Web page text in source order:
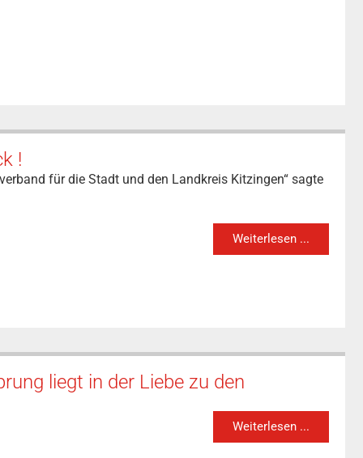
!
für die Stadt und den Landkreis Kitzingen“ sagte
Weiterlesen ...
liegt in der Liebe zu den
Weiterlesen ...